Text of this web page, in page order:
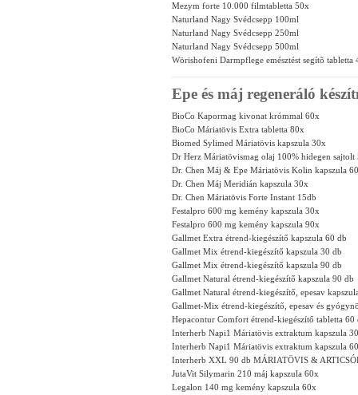
Mezym forte 10.000 filmtabletta 50x
Naturland Nagy Svédcsepp 100ml
Naturland Nagy Svédcsepp 250ml
Naturland Nagy Svédcsepp 500ml
Wörishofeni Darmpflege emésztést segítõ tabletta
Epe és máj regeneráló
BioCo Kapormag kivonat krómmal 60x
BioCo Máriatövis Extra tabletta 80x
Biomed Sylimed Máriatövis kapszula 30x
Dr Herz Máriatövismag olaj 100% hidegen sajtolt
Dr. Chen Máj & Epe Máriatövis Kolin kapszula
Dr. Chen Máj Meridián kapszula 30x
Dr. Chen Máriatövis Forte Instant 15db
Festalpro 600 mg kemény kapszula 30x
Festalpro 600 mg kemény kapszula 90x
Gallmet Extra étrend-kiegészítő kapszula 60 db
Gallmet Mix étrend-kiegészítő kapszula 30 db
Gallmet Mix étrend-kiegészítő kapszula 90 db
Gallmet Natural étrend-kiegészítő kapszula 90 db
Gallmet Natural étrend-kiegészítő, epesav
Gallmet-Mix étrend-kiegészítő, epesav és
Hepacontur Comfort étrend-kiegészítő tabletta 60
Interherb Napi1 Máriatövis extraktum kapszula
Interherb Napi1 Máriatövis extraktum kapszula
Interherb XXL 90 db MÁRIATÖVIS &
JutaVit Silymarin 210 máj kapszula 60x
Legalon 140 mg kemény kapszula 60x